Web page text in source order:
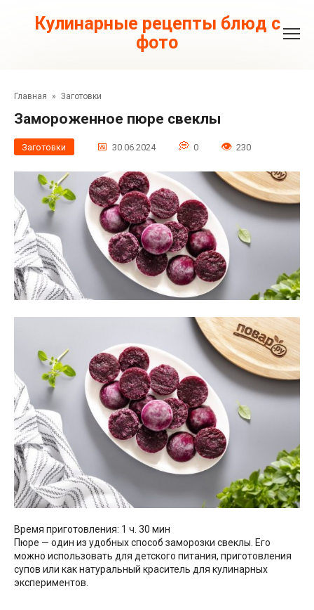
контентуКулинарные рецепты блюд с
фото
Главная » Заготовки
Замороженное пюре свеклы
Заготовки 30.06.2024 0 230
Время приготовления: 1 ч. 30 мин
Пюре — один из удобных способ заморозки свеклы. Его
можно использовать для детского питания, приготовления
супов или как натуральный краситель для кулинарных
экспериментов.